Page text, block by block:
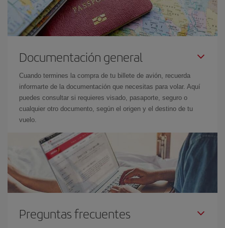
Documentación general
Cuando termines la compra de tu billete de avión, recuerda
informarte de la documentación que necesitas para volar. Aquí
puedes consultar si requieres visado, pasaporte, seguro o
cualquier otro documento, según el origen y el destino de tu
vuelo.
Preguntas frecuentes